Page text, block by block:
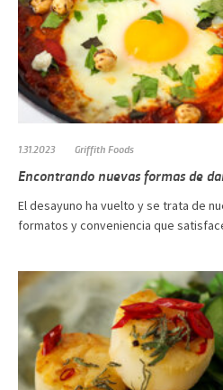
1.31.2023 Griffith Foods
Encontrando nuevas formas de
El desayuno ha vuelto y se trata de
formatos y conveniencia que